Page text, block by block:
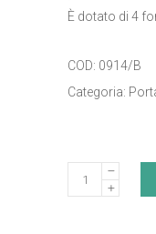
È dotato di 4
COD: 0914/B
Categoria:
Portaconi
di